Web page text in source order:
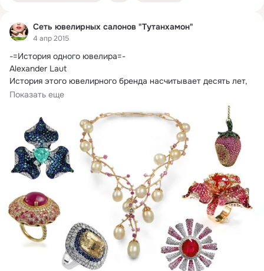
Сеть ювелирных салонов "Тутанхамон"
4 апр 2015
-=История одного ювелира=-
Alexander Laut
История этого ювелирного бренда насчитывает десять лет,
что совсем юношеский возраст для ювелирной марки.
Показать еще